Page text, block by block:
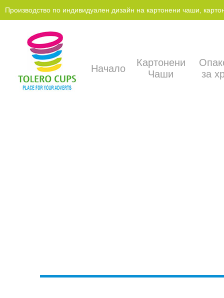
Производство по индивидуален дизайн на картонени чаши,
Начало
Картонени
Чаши
за